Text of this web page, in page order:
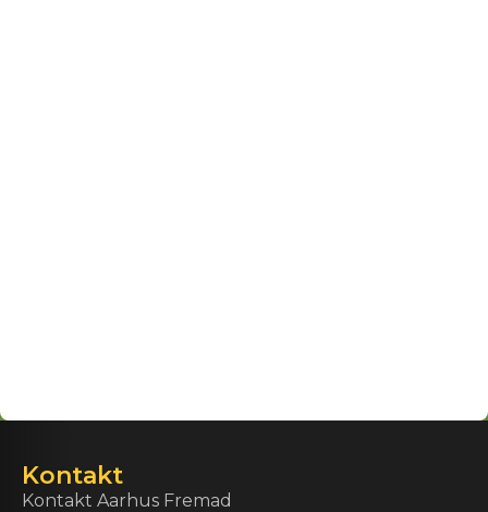
Kontakt
Kontakt Aarhus Fremad